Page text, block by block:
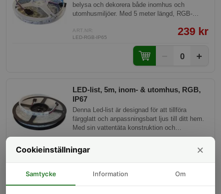
belysa och dekorera både inomhus och
utomhusmiljöer. Med 5 meter längd, RGB-
den hållbarhet och anpassningsbarhet för olika
ljussättningsbehov, från atmosfärbelysning till
funktionell belysning i smarta hem.
ART.NR:
LED-RGB-IP65
239 kr
0 +
LED-list, 5m, inom- & utomhus, RGB,
IP67
Denna Led-list är designad för att tillföra
färgglatt och anpassningsbart ljus till ditt hem.
Med sin vattentäta konstruktion och
mångsidiga RGB-färgschema är den idealisk
effektiva energianvändning gör den till ett
miljövänligt val.
LED-RGB-IP67
349 kr
Cookieinställningar ×
Samtycke Information Om